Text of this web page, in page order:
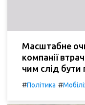
Масштабне
компанії
чим слід бути
#Політика #